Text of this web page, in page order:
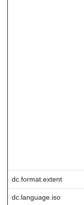
dc.format.extent
dc.language.iso